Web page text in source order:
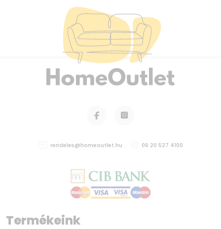
Termékeink
rendeles@homeoutlet.hu 06 20 527 4100